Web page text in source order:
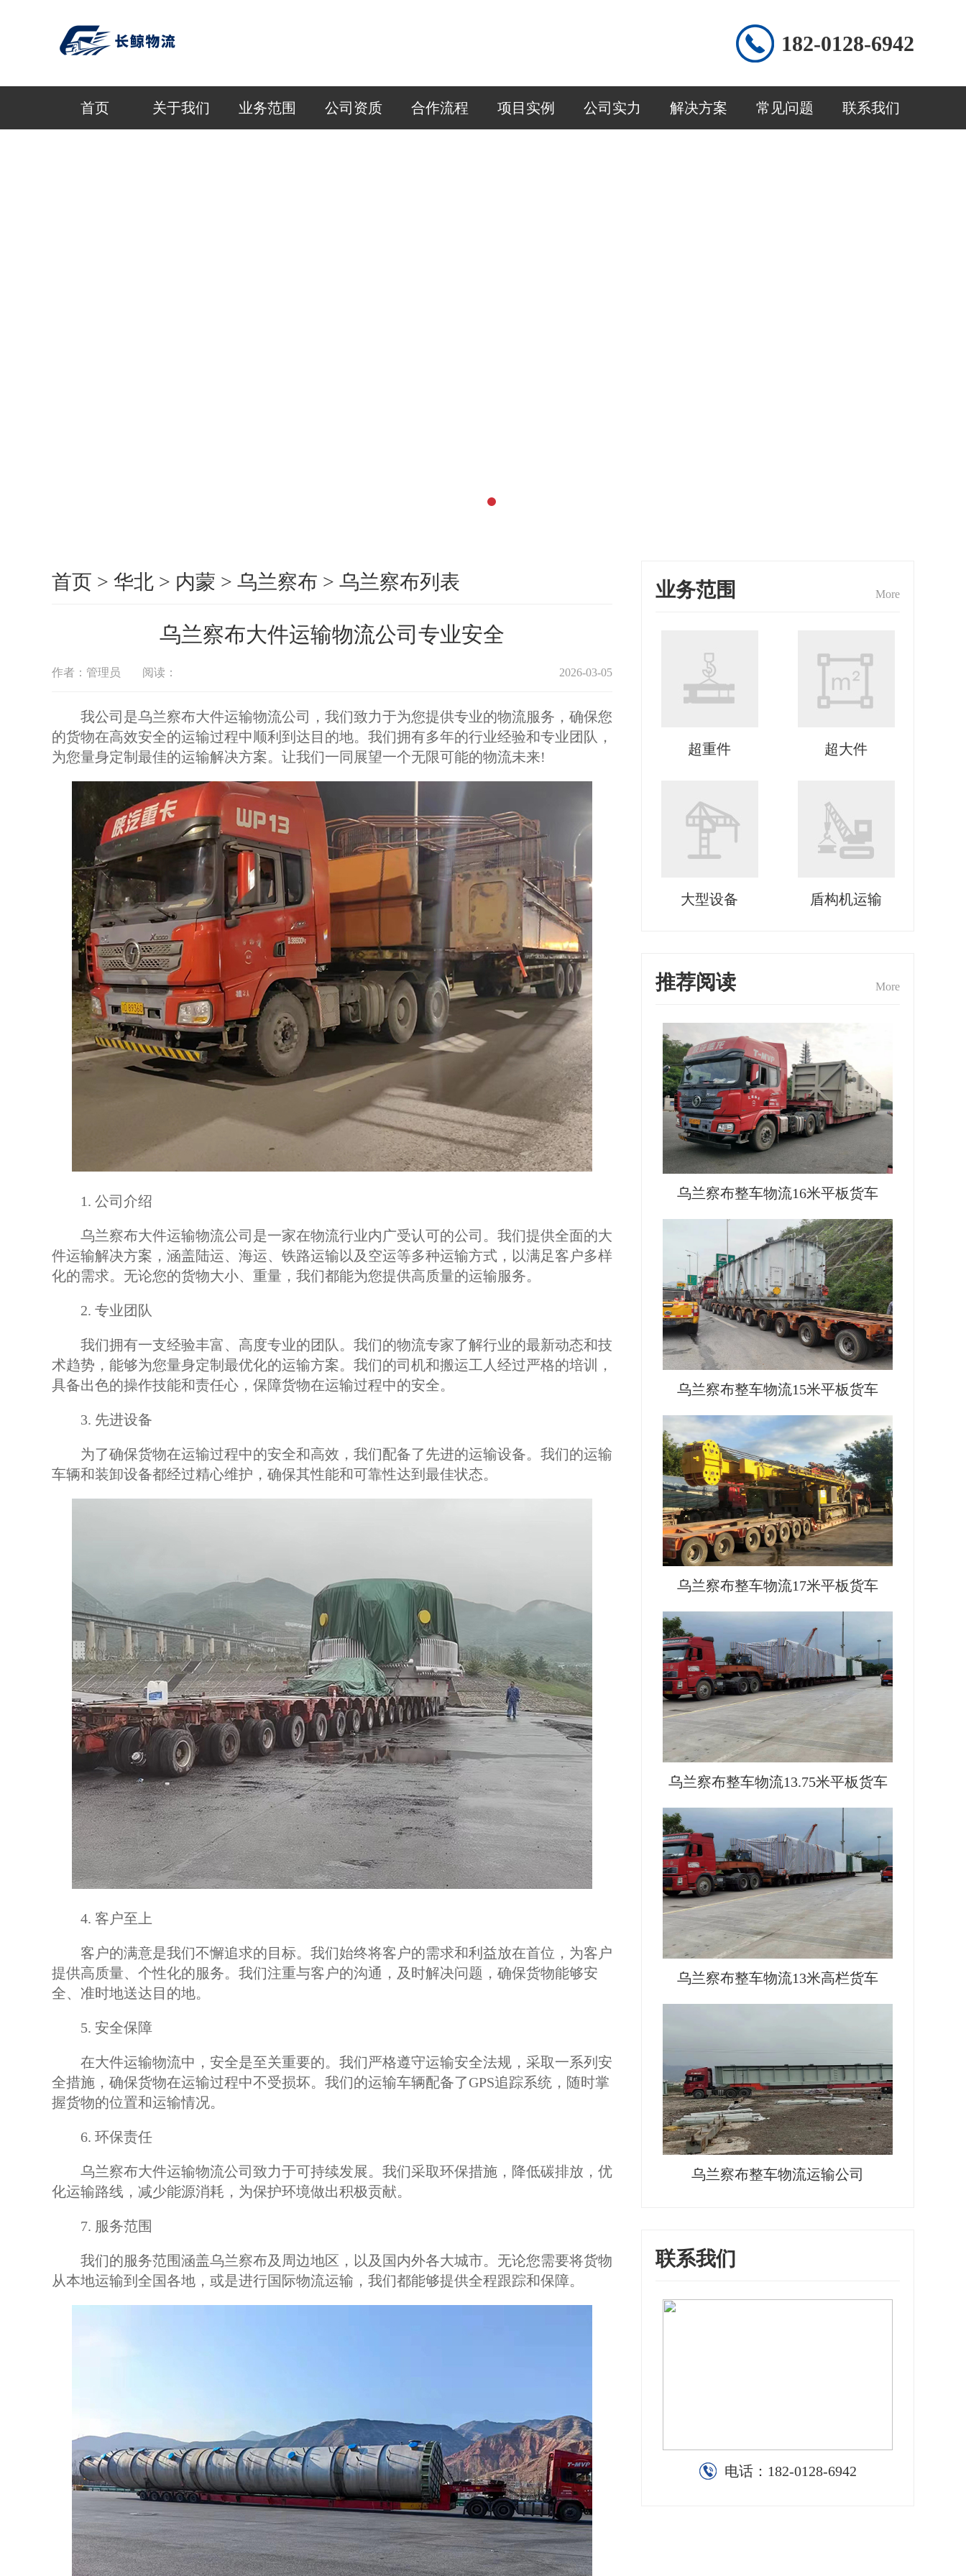
182-0128-6942
首页 关于我们 业务范围 公司资质 合作流程 项目实例 公司实力 解决方案 常见问题 联系我们
首页 > 华北 > 内蒙 > 乌兰察布 > 乌兰察布列表
乌兰察布大件运输物流公司专业安全
作者：管理员 阅读： 2026-03-05
我公司是乌兰察布大件运输物流公司，我们致力于为您提供专业的物流服务，确保您
的货物在高效安全的运输过程中顺利到达目的地。我们拥有多年的行业经验和专业团队，
为您量身定制最佳的运输解决方案。让我们一同展望一个无限可能的物流未来!
1. 公司介绍
乌兰察布大件运输物流公司是一家在物流行业内广受认可的公司。我们提供全面的大
件运输解决方案，涵盖陆运、海运、铁路运输以及空运等多种运输方式，以满足客户多样
化的需求。无论您的货物大小、重量，我们都能为您提供高质量的运输服务。
2. 专业团队
我们拥有一支经验丰富、高度专业的团队。我们的物流专家了解行业的最新动态和技
术趋势，能够为您量身定制最优化的运输方案。我们的司机和搬运工人经过严格的培训，
具备出色的操作技能和责任心，保障货物在运输过程中的安全。
3. 先进设备
为了确保货物在运输过程中的安全和高效，我们配备了先进的运输设备。我们的运输
车辆和装卸设备都经过精心维护，确保其性能和可靠性达到最佳状态。
4. 客户至上
客户的满意是我们不懈追求的目标。我们始终将客户的需求和利益放在首位，为客户
提供高质量、个性化的服务。我们注重与客户的沟通，及时解决问题，确保货物能够安
全、准时地送达目的地。
5. 安全保障
在大件运输物流中，安全是至关重要的。我们严格遵守运输安全法规，采取一系列安
全措施，确保货物在运输过程中不受损坏。我们的运输车辆配备了GPS追踪系统，随时掌
握货物的位置和运输情况。
6. 环保责任
乌兰察布大件运输物流公司致力于可持续发展。我们采取环保措施，降低碳排放，优
化运输路线，减少能源消耗，为保护环境做出积极贡献。
7. 服务范围
我们的服务范围涵盖乌兰察布及周边地区，以及国内外各大城市。无论您需要将货物
从本地运输到全国各地，或是进行国际物流运输，我们都能够提供全程跟踪和保障。
业务范围 More
超重件 超大件
大型设备 盾构机运输
推荐阅读 More
乌兰察布整车物流16米平板货车
乌兰察布整车物流15米平板货车
乌兰察布整车物流17米平板货车
乌兰察布整车物流13.75米平板货车
乌兰察布整车物流13米高栏货车
乌兰察布整车物流运输公司
联系我们
电话： 182-0128-6942